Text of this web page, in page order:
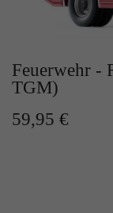
Feuerwehr -
TGM)
59,95 €